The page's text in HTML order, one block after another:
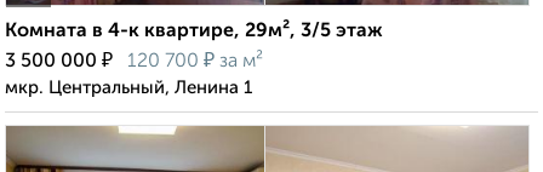
Комната в 4-к квартире, 29м², 3/5 этаж
3 500 000 ₽ 120 700 ₽ за м²
мкр. Центральный, Ленина 1